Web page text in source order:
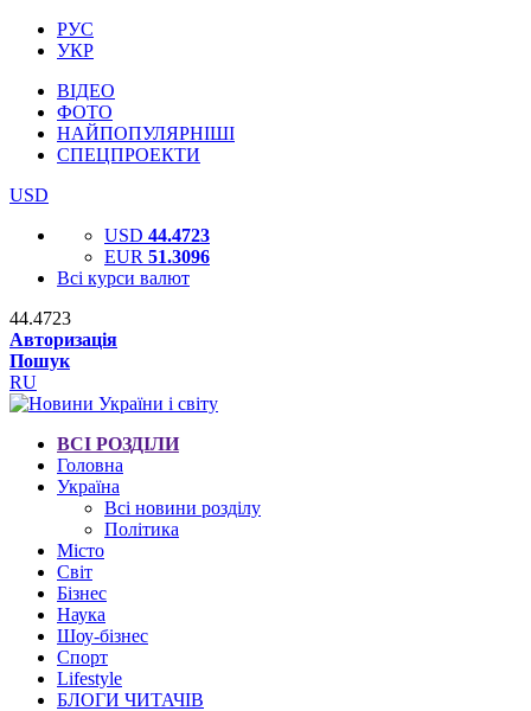
РУС
УКР
ВІДЕО
ФОТО
НАЙПОПУЛЯРНІШІ
СПЕЦПРОЕКТИ
USD
USD 44.4723
EUR 51.3096
Всі курси валют
44.4723
Авторизація
Пошук
RU
ВСІ РОЗДІЛИ
Головна
Україна
Всі новини розділу
Політика
Місто
Світ
Бізнес
Наука
Шоу-бізнес
Спорт
Lifestyle
БЛОГИ ЧИТАЧІВ